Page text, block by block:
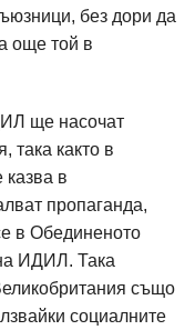
без дори да
още той в
ще насочат
така както в
в
пропаганда,
в Обединеното
ИДИЛ. Така
също
социалните